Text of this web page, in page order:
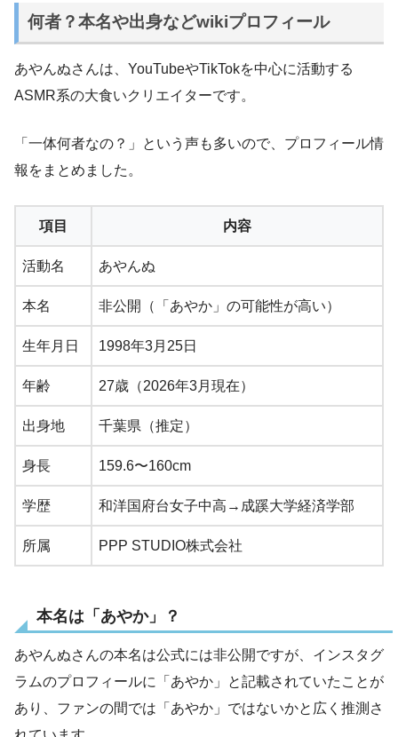
何者？本名や出身などwikiプロフィール
あやんぬさんは、YouTubeやTikTokを中心に活動する
ASMR系の大食いクリエイターです。
「一体何者なの？」という声も多いので、プロフィール情
報をまとめました。
項目 内容
活動名 あやんぬ
本名 非公開（「あやか」の可能性が高い）
生年月日 1998年3月25日
年齢 27歳（2026年3月現在）
出身地 千葉県（推定）
身長 159.6〜160cm
学歴 和洋国府台女子中高→成蹊大学経済学部
所属 PPP STUDIO株式会社
本名は「あやか」？
あやんぬさんの本名は公式には非公開ですが、インスタグ
ラムのプロフィールに「あやか」と記載されていたことが
あり、ファンの間では「あやか」ではないかと広く推測さ